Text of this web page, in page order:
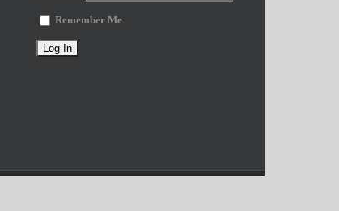
Remember Me